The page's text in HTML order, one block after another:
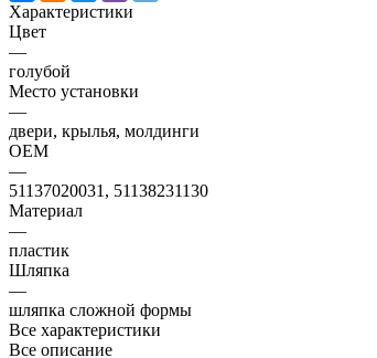
Характеристики
Цвет
—
голубой
Место установки
—
двери, крылья, молдинги
OEM
—
51137020031, 51138231130
Материал
—
пластик
Шляпка
—
шляпка сложной формы
Все характеристики
Все описание